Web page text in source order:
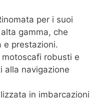
per i suoi
gamma, che
e prestazioni.
motoscafi robusti e
alla navigazione
in imbarcazioni